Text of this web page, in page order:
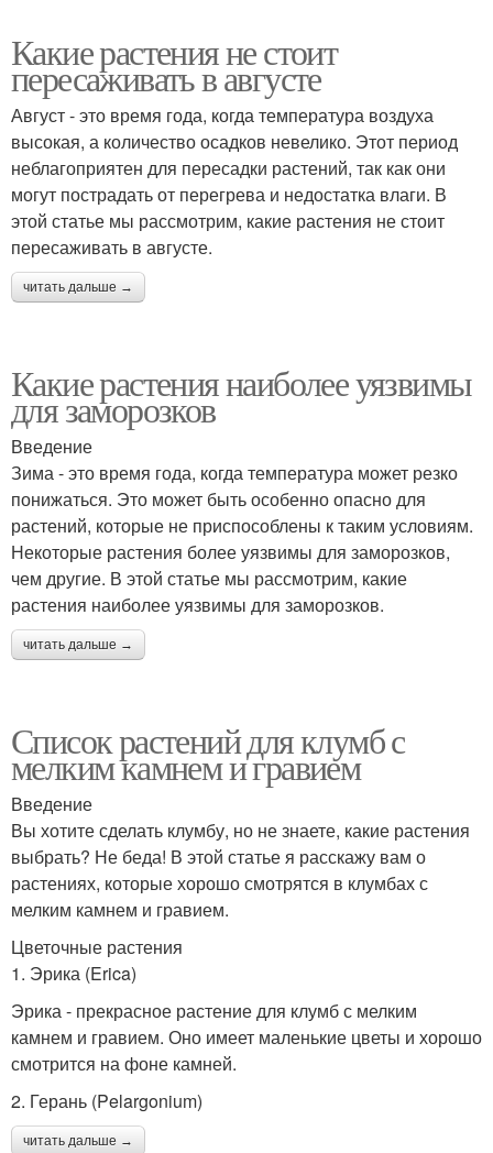
Какие растения не стоит
пересаживать в августе
Август - это время года, когда температура воздуха
высокая, а количество осадков невелико. Этот период
неблагоприятен для пересадки растений, так как они
могут пострадать от перегрева и недостатка влаги. В
этой статье мы рассмотрим, какие растения не стоит
пересаживать в августе.
читать дальше →
Какие растения наиболее уязвимы
для заморозков
Введение
Зима - это время года, когда температура может резко
понижаться. Это может быть особенно опасно для
растений, которые не приспособлены к таким условиям.
Некоторые растения более уязвимы для заморозков,
чем другие. В этой статье мы рассмотрим, какие
растения наиболее уязвимы для заморозков.
читать дальше →
Список растений для клумб с
мелким камнем и гравием
Введение
Вы хотите сделать клумбу, но не знаете, какие растения
выбрать? Не беда! В этой статье я расскажу вам о
растениях, которые хорошо смотрятся в клумбах с
мелким камнем и гравием.
Цветочные растения
1. Эрика (Erica)
Эрика - прекрасное растение для клумб с мелким
камнем и гравием. Оно имеет маленькие цветы и хорошо
смотрится на фоне камней.
2. Герань (Pelargonium)
читать дальше →